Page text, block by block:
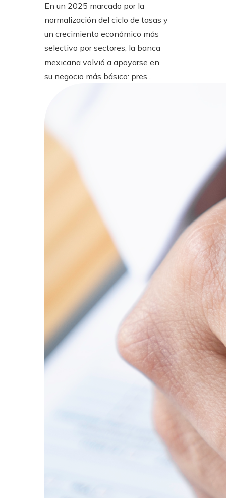
En un 2025 marcado por la
normalización del ciclo de tasas y
un crecimiento económico más
selectivo por sectores, la banca
mexicana volvió a apoyarse en
su negocio más básico: pres...